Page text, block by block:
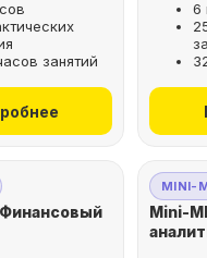
занятий
6
MINI-
Mini-
за 2 минуты,
из дома
Выбрать курс